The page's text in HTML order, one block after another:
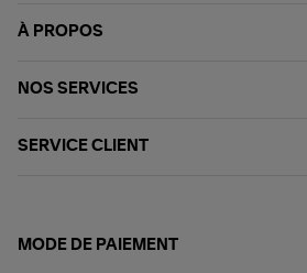
À PROPOS
NOS SERVICES
SERVICE CLIENT
MODE DE PAIEMENT